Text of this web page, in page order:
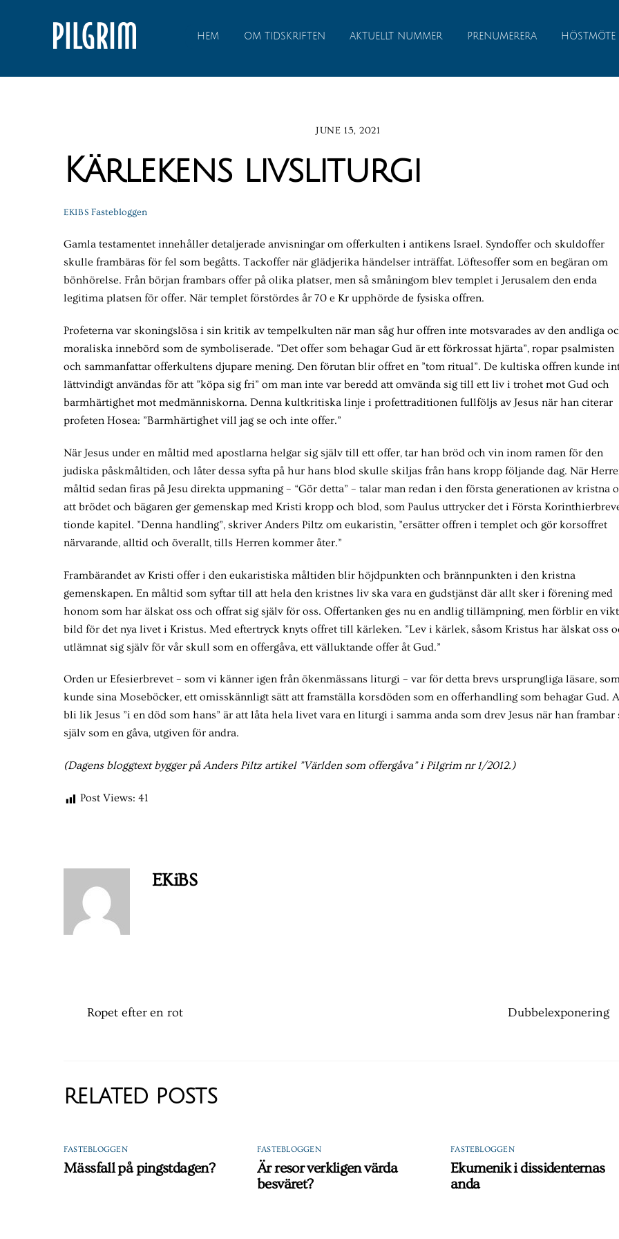
HEM OM TIDSKRIFTEN AKTUELLT NUMMER PRENUMERERA HÖSTMÖTE
JUNE 15, 2021
Kärlekens livsliturgi
EKIBS Fastebloggen
Gamla testamentet innehåller detaljerade anvisningar om offerkulten i antikens Israel. Syndoffer och skuldoffer
skulle frambäras för fel som begåtts. Tackoffer när glädjerika händelser inträffat. Löftesoffer som en begäran om
bönhörelse. Från början frambars offer på olika platser, men så småningom blev templet i Jerusalem den enda
legitima platsen för offer. När templet förstördes år 70 e Kr upphörde de fysiska offren.
Profeterna var skoningslösa i sin kritik av tempelkulten när man såg hur offren inte motsvarades av den andliga
moraliska innebörd som de symboliserade. ”Det offer som behagar Gud är ett förkrossat hjärta”, ropar psalmisten
och sammanfattar offerkultens djupare mening. Den förutan blir offret en ”tom ritual”. De kultiska offren kunde
lättvindigt användas för att ”köpa sig fri” om man inte var beredd att omvända sig till ett liv i trohet mot Gud och
barmhärtighet mot medmänniskorna. Denna kultkritiska linje i profettraditionen fullföljs av Jesus när han citerar
profeten Hosea: ”Barmhärtighet vill jag se och inte offer.”
När Jesus under en måltid med apostlarna helgar sig själv till ett offer, tar han bröd och vin inom ramen för den
judiska påskmåltiden, och låter dessa syfta på hur hans blod skulle skiljas från hans kropp följande dag. När
måltid sedan firas på Jesu direkta uppmaning – “Gör detta” – talar man redan i den första generationen av kristna
att brödet och bägaren ger gemenskap med Kristi kropp och blod, som Paulus uttrycker det i Första
tionde kapitel. ”Denna handling”, skriver Anders Piltz om eukaristin, ”ersätter offren i templet och gör korsoffret
närvarande, alltid och överallt, tills Herren kommer åter.”
Frambärandet av Kristi offer i den eukaristiska måltiden blir höjdpunkten och brännpunkten i den kristna
gemenskapen. En måltid som syftar till att hela den kristnes liv ska vara en gudstjänst där allt sker i förening med
honom som har älskat oss och offrat sig själv för oss. Offertanken ges nu en andlig tillämpning, men förblir en
bild för det nya livet i Kristus. Med eftertryck knyts offret till kärleken. ”Lev i kärlek, såsom Kristus har älskat oss
utlämnat sig själv för vår skull som en offergåva, ett välluktande offer åt Gud.”
Orden ur Efesierbrevet – som vi känner igen från ökenmässans liturgi – var för detta brevs ursprungliga läsare,
kunde sina Moseböcker, ett omisskännligt sätt att framställa korsdöden som en offerhandling som behagar Gud.
bli lik Jesus ”i en död som hans” är att låta hela livet vara en liturgi i samma anda som drev Jesus när han frambar
själv som en gåva, utgiven för andra.
(Dagens bloggtext bygger på Anders Piltz artikel ”Världen som offergåva” i Pilgrim nr 1/2012.)
Post Views: 41
EKiBS
Ropet efter en rot Dubbelexponering
RELATED POSTS
FASTEBLOGGEN
Mässfall på pingstdagen?
FASTEBLOGGEN
Är resor verkligen värda
besväret?
FASTEBLOGGEN
Ekumenik i dissidenternas
anda